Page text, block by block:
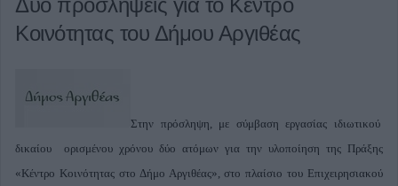
Δύο προσλήψεις για το Κέντρο
Κοινότητας του Δήμου Αργιθέας
Στην πρόσληψη, με σύμβαση εργασίας ιδιωτικού
δικαίου ορισμένου χρόνου δύο ατόμων για την υλοποίηση της Πράξης
«Κέντρο Κοινότητας στο Δήμο Αργιθέας», στο πλαίσιο του Επιχειρησιακού